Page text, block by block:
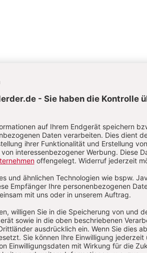
Bernhard Mann,
Autoren Abkürzungen Über das Lexikon
kindergarten heute Fachmagazin,